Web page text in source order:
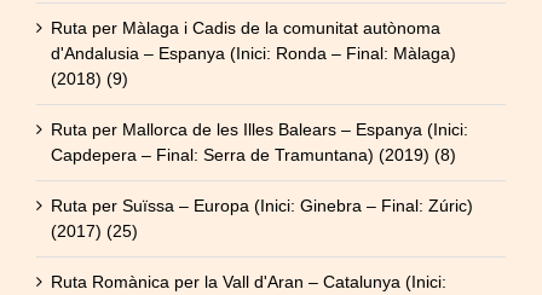
Ruta per Màlaga i Cadis de la comunitat autònoma
d'Andalusia – Espanya (Inici: Ronda – Final: Màlaga)
(2018) (9)
Ruta per Mallorca de les Illes Balears – Espanya (Inici:
Capdepera – Final: Serra de Tramuntana) (2019) (8)
Ruta per Suïssa – Europa (Inici: Ginebra – Final: Zúric)
(2017) (25)
Ruta Romànica per la Vall d'Aran – Catalunya (Inici: